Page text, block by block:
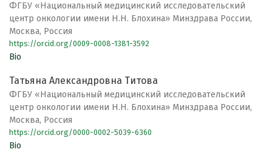
ФГБУ «Национальный медицинский исследовательский
центр онкологии имени Н.Н. Блохина» Минздрава России,
Москва, Россия
https://orcid.org/0009-0008-1381-3592
Bio
Татьяна Александровна Титова
ФГБУ «Национальный медицинский исследовательский
центр онкологии имени Н.Н. Блохина» Минздрава России,
Москва, Россия
https://orcid.org/0000-0002-5039-6360
Bio